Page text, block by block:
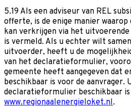
5.19 Als een adviseur van REL
offerte, is de enige manier waarop
kan verkrijgen via het
is vermeld. Als u echter wilt
uitvoerder, heeft u de
van het declaratieformulier,
gemeente heeft aangegeven dat
beschikbaar is voor de aanvrager.
declaratieformulier beschikbaar is
www.regionaalenergieloket.nl.